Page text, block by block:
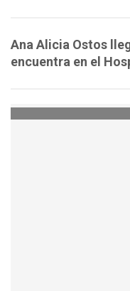
Ana Alicia Ostos
encuentra en el